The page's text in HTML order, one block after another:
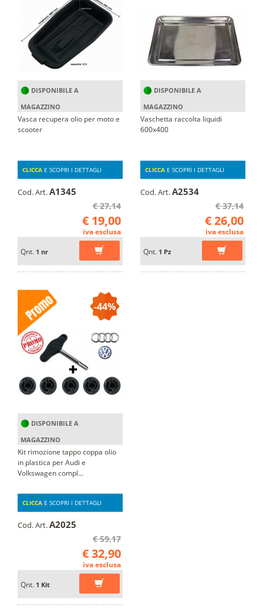
DISPONIBILE A
MAGAZZINO
Vasca recupera olio per moto e
scooter
CLICCA E SCOPRI I DETTAGLI
Cod. Art.A1345
€ 27,14
€ 19,00
iva esclusa
Qnt. 1 nr
DISPONIBILE A
MAGAZZINO
Vaschetta raccolta liquidi
600x400
CLICCA E SCOPRI I DETTAGLI
Cod. Art.A2534
€ 37,14
€ 26,00
iva esclusa
Qnt. 1 Pz
-44%
DISPONIBILE A
MAGAZZINO
Kit rimozione tappo coppa olio
in plastica per Audi e
Volkswagen compl...
CLICCA E SCOPRI I DETTAGLI
Cod. Art.A2025
€ 59,17
€ 32,90
iva esclusa
Qnt. 1 Kit